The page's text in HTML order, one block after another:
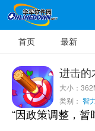
首页 最新
进击的
大小：
类别： 智
“因政策调整，暂